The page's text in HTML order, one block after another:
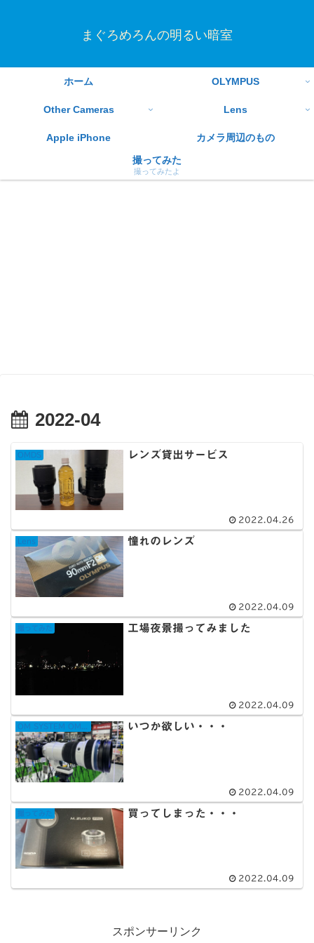
まぐろめろんの明るい暗室
ホーム OLYMPUS
Other Cameras Lens
Apple iPhone
カメラ周辺のもの
撮ってみた
撮ってみたよ
2022-04
OMDS レンズ貸出サービス
2022.04.26
Lens 憧れのレンズ
2022.04.09
撮ってみた 工場夜景撮ってみました
2022.04.09
いつか欲しい・・・
2022.04.09
撮ってみた 買ってしまった・・・
2022.04.09
スポンサーリンク